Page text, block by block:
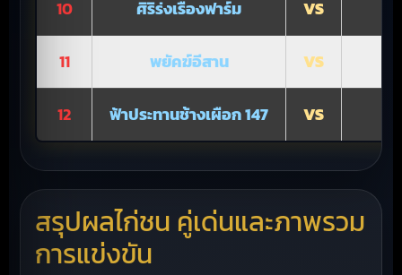
10 ศิริร่งเรืองฟาร์ม VS
11 พยัคฆ์อีสาน VS
12 ฟ้าประทานช้างเผือก 147 VS
สรุปผลไก่ชน คู่เด่นและภาพรวม
การแข่งขัน